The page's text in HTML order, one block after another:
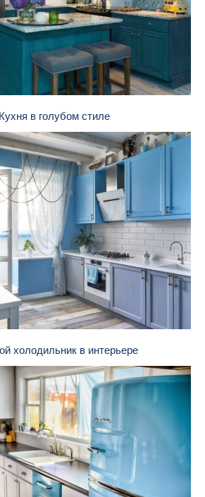
в голубом стиле
холодильник в интерьере